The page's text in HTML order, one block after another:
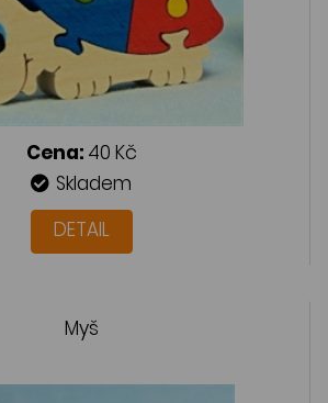
Cena: 40 Kč
Skladem
DETAIL
Myš